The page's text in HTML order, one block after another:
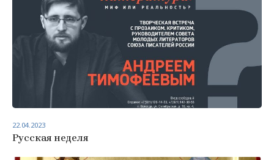
Русская неделя
22.04.2023